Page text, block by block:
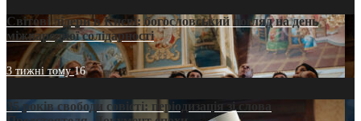
Світові лідери в Києві: богословський погляд на день
міжнародної солідарності
3 тижні тому16
35 років свободи совісті: періодизація зі слова